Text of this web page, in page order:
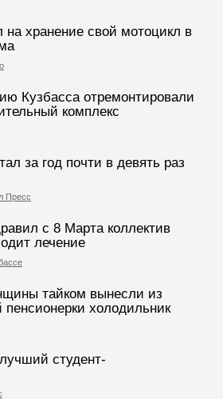
на хранение свой мотоцикл в
Кузбасса отремонтировали
комплекс
за год почти в девять раз
Пресс
с 8 Марта коллектив
лечение
тайком вынесли из
пенсионерки холодильник
студент-